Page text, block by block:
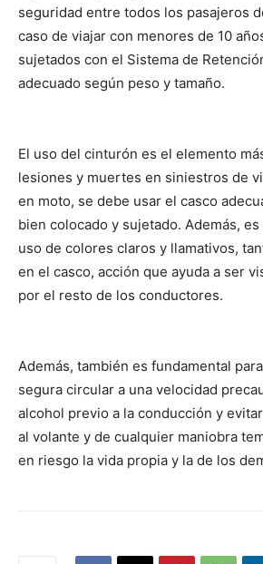
seguridad entre todos los pasajeros
caso de viajar con menores de 10
sujetados con el Sistema de
adecuado según peso y tamaño.
El uso del cinturón es el elemento
lesiones y muertes en siniestros de
en moto, se debe usar el casco
bien colocado y sujetado. Además,
uso de colores claros y llamativos,
en el casco, acción que ayuda a ser
por el resto de los conductores.
Además, también es fundamental
segura circular a una velocidad
alcohol previo a la conducción y
al volante y de cualquier maniobra
en riesgo la vida propia y la de los